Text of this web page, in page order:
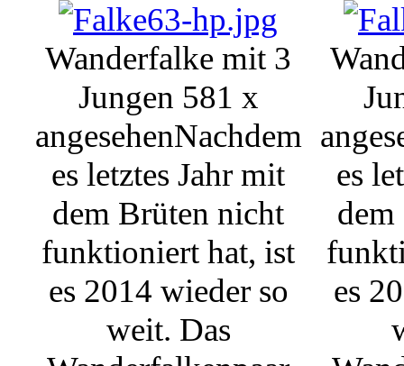
Wanderfalke mit 3
Jungen 581 x
angesehenNachdem
es letztes Jahr mit
dem Brüten nicht
funktioniert hat, ist
es 2014 wieder so
weit. Das
es
es